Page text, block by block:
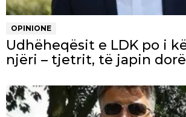
OPINIONE
Udhëheqësit e LDK po i
njëri – tjetrit, të japin